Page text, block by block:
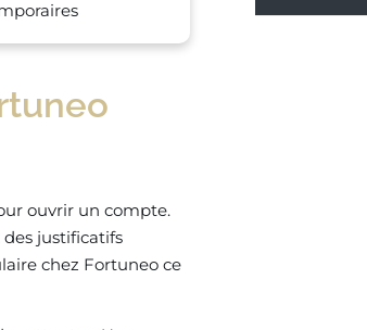
ouvrir un compte.
justificatifs
chez Fortuneo ce